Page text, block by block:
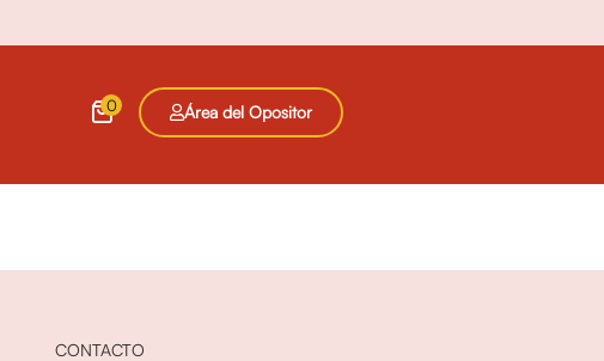
0 Área del Opositor
CONTACTO